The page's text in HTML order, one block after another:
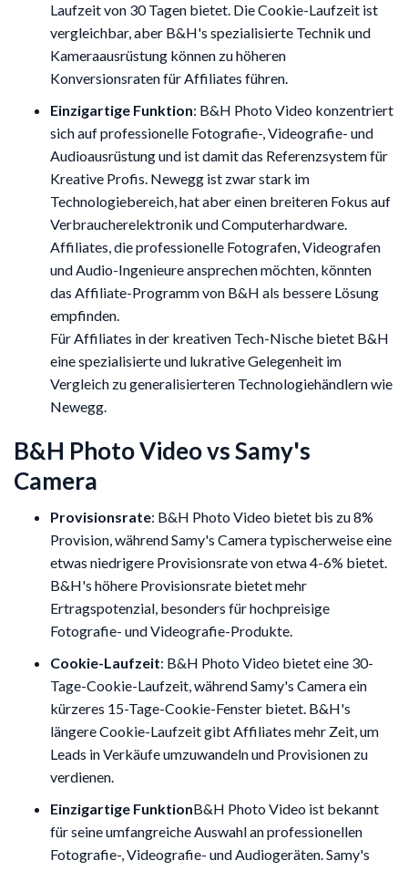
Laufzeit von 30 Tagen bietet. Die Cookie-Laufzeit ist
vergleichbar, aber B&H's spezialisierte Technik und
Kameraausrüstung können zu höheren
Konversionsraten für Affiliates führen.
Einzigartige Funktion: B&H Photo Video konzentriert
sich auf professionelle Fotografie-, Videografie- und
Audioausrüstung und ist damit das Referenzsystem für
Kreative Profis. Newegg ist zwar stark im
Technologiebereich, hat aber einen breiteren Fokus auf
Verbraucherelektronik und Computerhardware.
Affiliates, die professionelle Fotografen, Videografen
und Audio-Ingenieure ansprechen möchten, könnten
das Affiliate-Programm von B&H als bessere Lösung
empfinden.
Für Affiliates in der kreativen Tech-Nische bietet B&H
eine spezialisierte und lukrative Gelegenheit im
Vergleich zu generalisierteren Technologiehändlern wie
Newegg.
B&H Photo Video vs Samy's
Camera
Provisionsrate: B&H Photo Video bietet bis zu 8%
Provision, während Samy's Camera typischerweise eine
etwas niedrigere Provisionsrate von etwa 4-6% bietet.
B&H's höhere Provisionsrate bietet mehr
Ertragspotenzial, besonders für hochpreisige
Fotografie- und Videografie-Produkte.
Cookie-Laufzeit: B&H Photo Video bietet eine 30-
Tage-Cookie-Laufzeit, während Samy's Camera ein
kürzeres 15-Tage-Cookie-Fenster bietet. B&H's
längere Cookie-Laufzeit gibt Affiliates mehr Zeit, um
Leads in Verkäufe umzuwandeln und Provisionen zu
verdienen.
Einzigartige FunktionB&H Photo Video ist bekannt
für seine umfangreiche Auswahl an professionellen
Fotografie-, Videografie- und Audiogeräten. Samy's